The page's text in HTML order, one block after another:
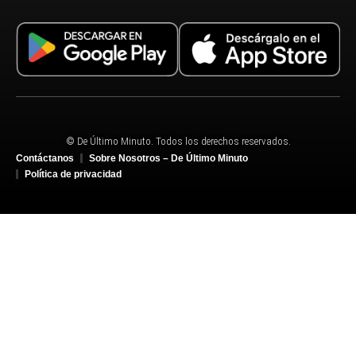
© De Último Minuto. Todos los derechos reservados.
Contáctanos
Sobre Nosotros – De Último Minuto
Política de privacidad